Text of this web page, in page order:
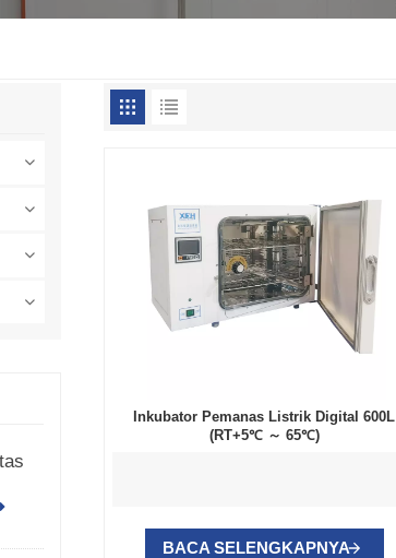
Inkubator Pemanas Listrik Digital 600L
(RT+5℃ ～ 65℃)
BACA SELENGKAPNYA